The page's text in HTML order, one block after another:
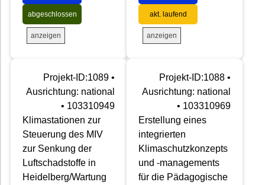
abgeschlossen
anzeigen
akt. laufend
anzeigen
Projekt-ID:1089 •
Ausrichtung: national
• 103310949
Klimastationen zur
Steuerung des MIV
zur Senkung der
Luftschadstoffe in
Heidelberg/Wartung
Projekt-ID:1088 •
Ausrichtung: national
• 103310969
Erstellung eines
integrierten
Klimaschutzkonzepts
und -managements
für die Pädagogische